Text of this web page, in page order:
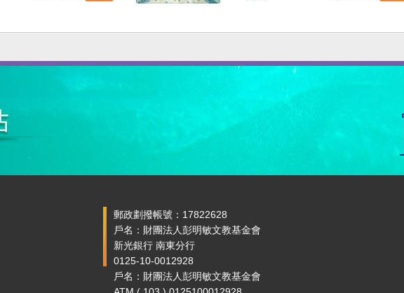
郵政劃撥帳號：17822628
戶名：財團法人彭明敏文教基金會
新光銀行 南東分行
0125-10-0012928
戶名：財團法人彭明敏文教基金會